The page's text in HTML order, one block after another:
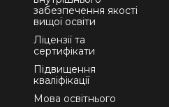
забезпечення якості
вищої освіти
Ліцензії та
сертифікати
Підвищення
кваліфікації
Мова освітнього